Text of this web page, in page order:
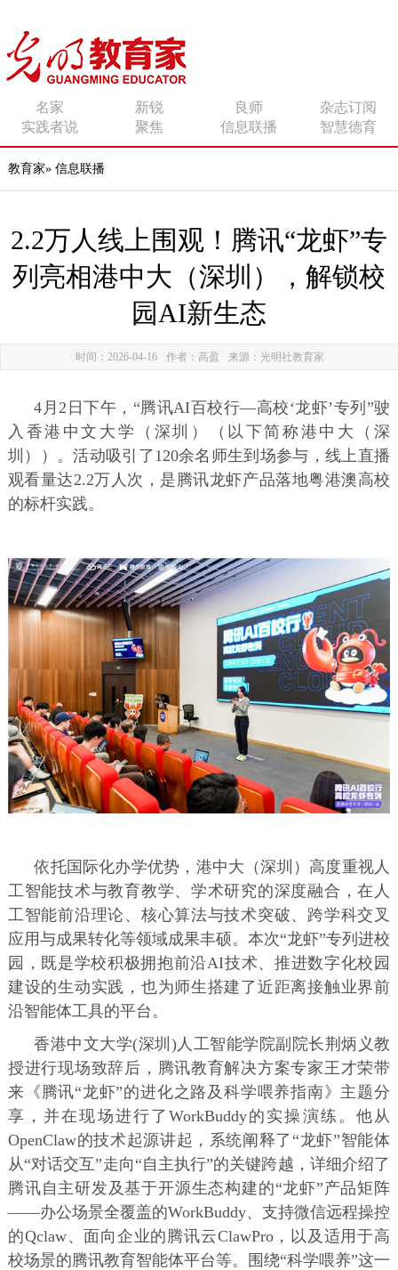
名家 新锐 良师
杂志订阅
实践者说
聚焦 信息联播 智慧德育
教育家» 信息联播
2.2万人线上围观！腾讯“龙虾”专
列亮相港中大（深圳），解锁校
园AI新生态
时间：2026-04-16 作者：高盈 来源：光明社教育家
4月2日下午，“腾讯AI百校行—高校‘龙虾’专列”驶
入香港中文大学（深圳）（以下简称港中大（深
圳））。活动吸引了120余名师生到场参与，线上直播
观看量达2.2万人次，是腾讯龙虾产品落地粤港澳高校
的标杆实践。
依托国际化办学优势，港中大（深圳）高度重视人
工智能技术与教育教学、学术研究的深度融合，在人
工智能前沿理论、核心算法与技术突破、跨学科交叉
应用与成果转化等领域成果丰硕。本次“龙虾”专列进校
园，既是学校积极拥抱前沿AI技术、推进数字化校园
建设的生动实践，也为师生搭建了近距离接触业界前
沿智能体工具的平台。
香港中文大学(深圳)人工智能学院副院长荆炳义教
授进行现场致辞后，腾讯教育解决方案专家王才荣带
来《腾讯“龙虾”的进化之路及科学喂养指南》主题分
享，并在现场进行了WorkBuddy的实操演练。他从
OpenClaw的技术起源讲起，系统阐释了“龙虾”智能体
从“对话交互”走向“自主执行”的关键跨越，详细介绍了
腾讯自主研发及基于开源生态构建的“龙虾”产品矩阵
——办公场景全覆盖的WorkBuddy、支持微信远程操控
的Qclaw、面向企业的腾讯云ClawPro，以及适用于高
校场景的腾讯教育智能体平台等。围绕“科学喂养”这一